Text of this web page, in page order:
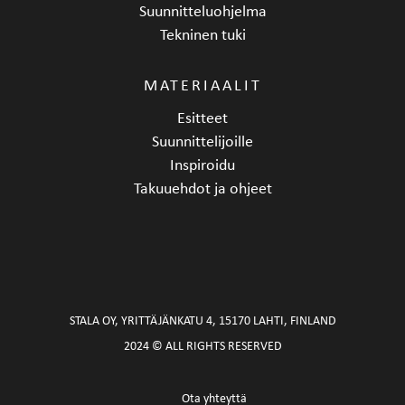
Suunnitteluohjelma
Tekninen tuki
MATERIAALIT
Esitteet
Suunnittelijoille
Inspiroidu
Takuuehdot ja ohjeet
Ota yhteyttä
STALA OY, YRITTÄJÄNKATU 4, 15170 LAHTI, FINLAND
2024 © ALL RIGHTS RESERVED